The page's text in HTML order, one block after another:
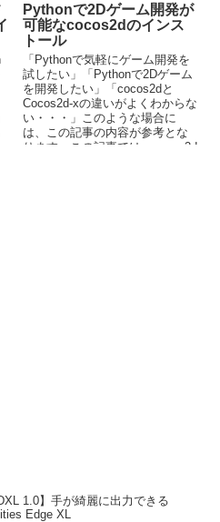
Pythonで2Dゲーム開発が
可能なcocos2dのインス
トール
「Pythonで気軽にゲーム開発を
試したい」「Pythonで2Dゲーム
を開発したい」「cocos2dと
Cocos2d-xの違いがよくわからな
い・・・」このような場合に
は、この記事の内容が参考とな
ります。この記事では、cocos2d
1.0】手が綺麗に出力できる
Edge XL